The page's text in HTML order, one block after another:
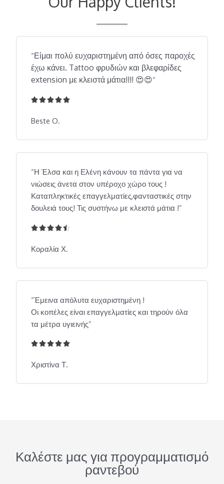
“Είμαι πολύ ευχαριστημένη από όσες παροχές
έχω κάνει. Tattoo φρυδιών και βλεφαρίδες
extension με κλειστά μάτια!!!! 😍😍“

Beste O.
“Η Έλσα και η Ελένη κάνουν τα πάντα για να
νιώσεις άνετα στον υπέροχο χώρο τους !
Καταπληκτικές επαγγελματίες,φανταστικές στην
δουλειά τους! Τις συστήνω με κλειστά μάτια !”

5
Κοραλία Χ.
“Έμεινα απόλυτα ευχαριστημένη !
Οι κοπέλες είναι επαγγελματίες και τηρούν όλα
τα μέτρα υγιεινής”

Χριστίνα Τ.
Καλέστε μας για προγραμματισμό
ραντεβού